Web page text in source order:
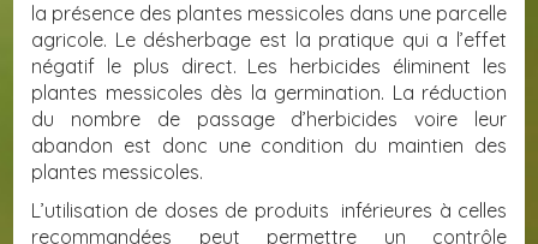
la présence des plantes messicoles dans une parcelle
agricole. Le désherbage est la pratique qui a l’effet
négatif le plus direct. Les herbicides éliminent les
plantes messicoles dès la germination. La réduction
du nombre de passage d’herbicides voire leur
abandon est donc une condition du maintien des
plantes messicoles.
L’utilisation de doses de produits inférieures à celles
recommandées peut permettre un contrôle